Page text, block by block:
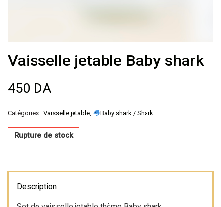
salle
Décoration de
table
Accessoires
Emballage
Vaisselle jetable Baby shark
450 DA
Catégories : Vaisselle jetable, Baby shark / Shark
Rupture de stock
Description